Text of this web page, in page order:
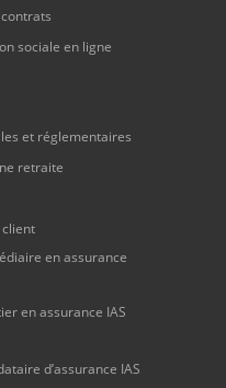
sociale en ligne
et réglementaires
retraite
en assurance
en assurance IAS
d’assurance IAS